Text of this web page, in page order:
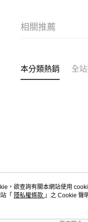
相關推薦
本分類熱銷 全
關於我
，欲查詢有關本網站使用
「 隱私權條款 」之 Cookie 聲